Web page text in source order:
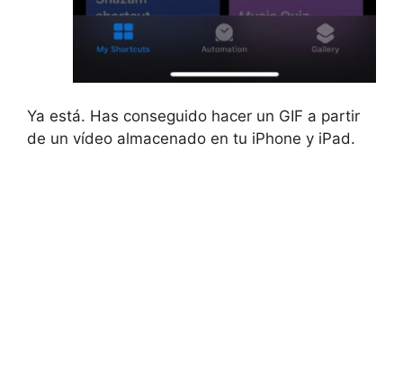
Ya está. Has conseguido hacer un GIF a partir
de un vídeo almacenado en tu iPhone y iPad.